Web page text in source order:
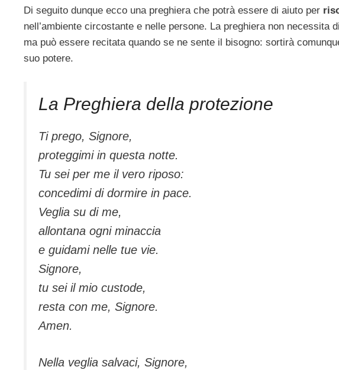
Di seguito dunque ecco una preghiera che potrà essere di aiuto per
nell’ambiente circostante e nelle persone. La preghiera non necessita
ma può essere recitata quando se ne sente il bisogno: sortirà
suo potere.
La Preghiera della protezione
Ti prego, Signore,
proteggimi in questa notte.
Tu sei per me il vero riposo:
concedimi di dormire in pace.
Veglia su di me,
allontana ogni minaccia
e guidami nelle tue vie.
Signore,
tu sei il mio custode,
resta con me, Signore.
Amen.
Nella veglia salvaci, Signore,